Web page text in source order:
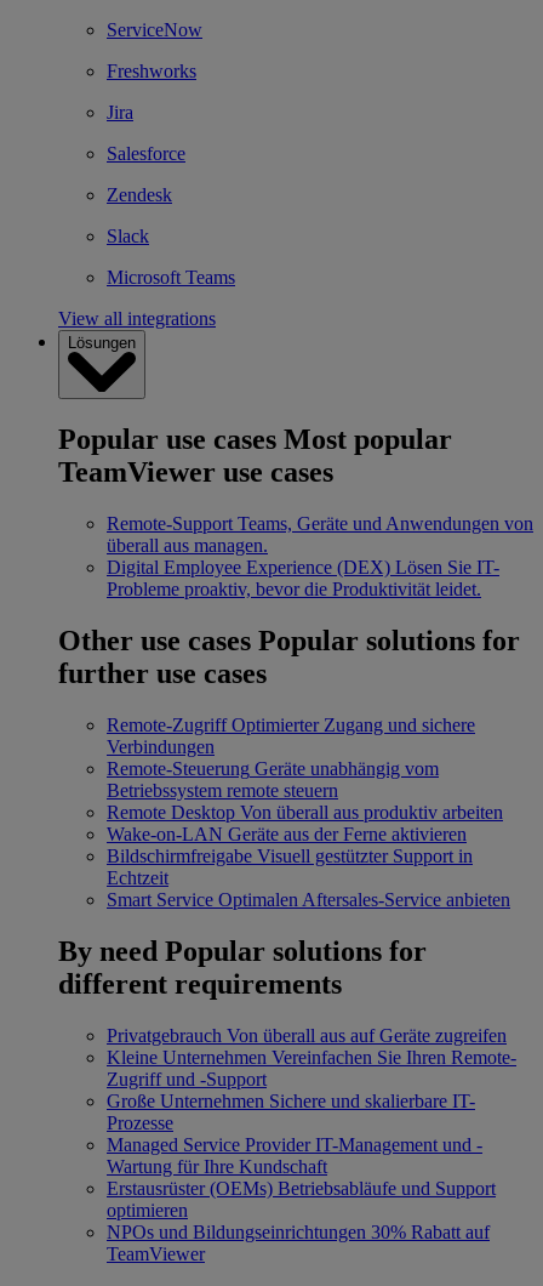
ServiceNow
Freshworks
Jira
Salesforce
Zendesk
Slack
Microsoft Teams
View all integrations
Lösungen
Popular use cases Most popular
TeamViewer use cases
Remote-Support Teams, Geräte und Anwendungen von
überall aus managen.
Digital Employee Experience (DEX) Lösen Sie IT-
Probleme proaktiv, bevor die Produktivität leidet.
Other use cases Popular solutions for
further use cases
Remote-Zugriff Optimierter Zugang und sichere
Verbindungen
Remote-Steuerung Geräte unabhängig vom
Betriebssystem remote steuern
Remote Desktop Von überall aus produktiv arbeiten
Wake-on-LAN Geräte aus der Ferne aktivieren
Bildschirmfreigabe Visuell gestützter Support in
Echtzeit
Smart Service Optimalen Aftersales-Service anbieten
By need Popular solutions for
different requirements
Privatgebrauch Von überall aus auf Geräte zugreifen
Kleine Unternehmen Vereinfachen Sie Ihren Remote-
Zugriff und -Support
Große Unternehmen Sichere und skalierbare IT-
Prozesse
Managed Service Provider IT-Management und -
Wartung für Ihre Kundschaft
Erstausrüster (OEMs) Betriebsabläufe und Support
optimieren
NPOs und Bildungseinrichtungen 30% Rabatt auf
TeamViewer